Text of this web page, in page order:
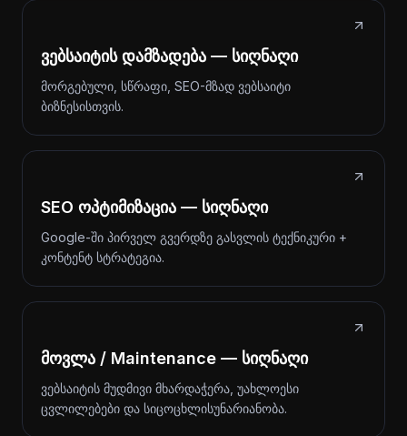
ვებსაიტის დამზადება — სიღნაღი
მორგებული, სწრაფი, SEO-მზად ვებსაიტი
ბიზნესისთვის.
SEO ოპტიმიზაცია — სიღნაღი
Google-ში პირველ გვერდზე გასვლის ტექნიკური +
კონტენტ სტრატეგია.
მოვლა / Maintenance — სიღნაღი
ვებსაიტის მუდმივი მხარდაჭერა, უახლოესი
ცვლილებები და სიცოცხლისუნარიანობა.